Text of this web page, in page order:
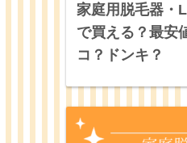
家庭用脱毛器・
で買える？最安
コ？ドンキ？